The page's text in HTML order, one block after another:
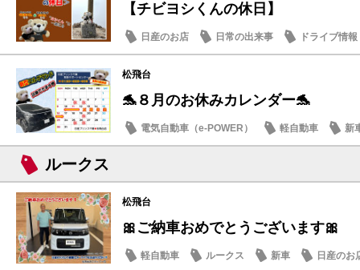
【チビヨシくんの休日】
日産のお店 日常の出来事 ドライブ情報
松飛台
🐬８月のお休みカレンダー🐬
電気自動車（e-POWER） 軽自動車
新
日産のお店
ルークス
松飛台
🎀ご納車おめでとうございます🎀
軽自動車 ルークス 新車 日産のお